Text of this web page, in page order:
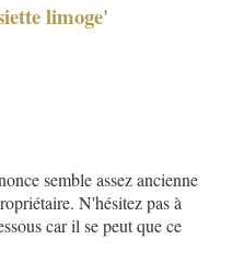
limoge'
semble assez ancienne
N'hésitez pas à
car il se peut que ce